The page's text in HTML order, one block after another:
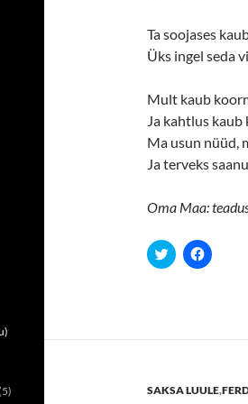
Ta soojases
Üks ingel seda
Mult kaub
Ja kahtlus kaub
Ma usun nüüd,
Ja terveks
Oma Maa:
C
l
h
o
C
l
h
o
SAKSA LUULE,